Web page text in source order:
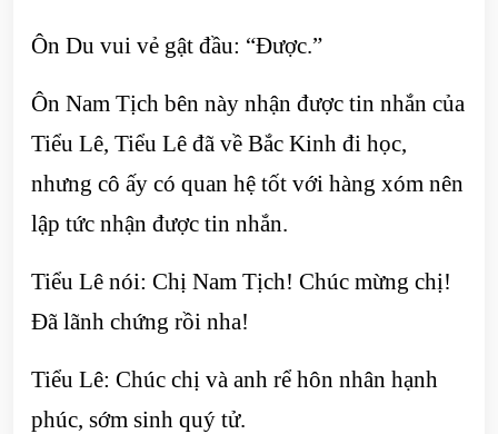
Ôn Du vui vẻ gật đầu: “Được.”
Ôn Nam Tịch bên này nhận được tin nhắn của
Tiểu Lê, Tiểu Lê đã về Bắc Kinh đi học,
nhưng cô ấy có quan hệ tốt với hàng xóm nên
lập tức nhận được tin nhắn.
Tiểu Lê nói: Chị Nam Tịch! Chúc mừng chị!
Đã lãnh chứng rồi nha!
Tiểu Lê: Chúc chị và anh rể hôn nhân hạnh
phúc, sớm sinh quý tử.